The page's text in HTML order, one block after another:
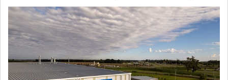
Previous Next